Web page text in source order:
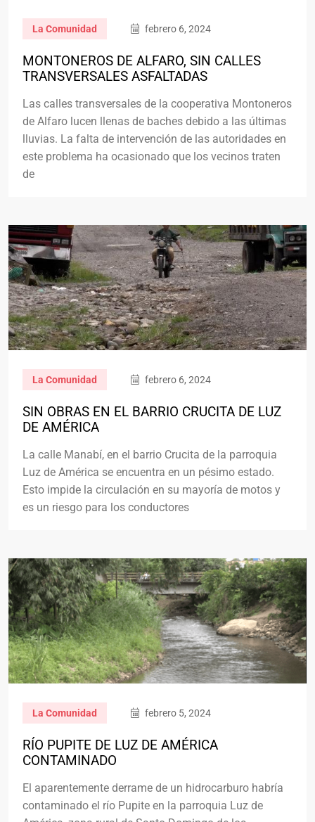
La Comunidad febrero 6, 2024
MONTONEROS DE ALFARO, SIN CALLES
TRANSVERSALES ASFALTADAS
Las calles transversales de la cooperativa Montoneros
de Alfaro lucen llenas de baches debido a las últimas
lluvias. La falta de intervención de las autoridades en
este problema ha ocasionado que los vecinos traten
de
La Comunidad febrero 6, 2024
SIN OBRAS EN EL BARRIO CRUCITA DE LUZ
DE AMÉRICA
La calle Manabí, en el barrio Crucita de la parroquia
Luz de América se encuentra en un pésimo estado.
Esto impide la circulación en su mayoría de motos y
es un riesgo para los conductores
La Comunidad febrero 5, 2024
RÍO PUPITE DE LUZ DE AMÉRICA
CONTAMINADO
El aparentemente derrame de un hidrocarburo habría
contaminado el río Pupite en la parroquia Luz de